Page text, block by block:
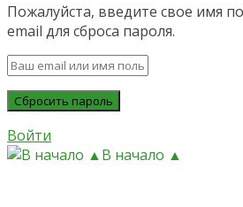
Пожалуйста, введите свое имя
email для сброса пароля.
Войти
В начало ▲